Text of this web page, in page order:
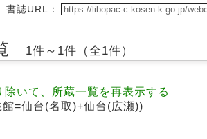
書誌URL：
1件～1件（全1件）
除いて、所蔵一覧を再表示する
館=仙台(名取)+仙台(広瀬))